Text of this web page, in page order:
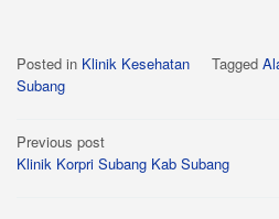
Posted in Klinik Kesehatan Tagged
Subang
Post
navigation
Previous post
Klinik Korpri Subang Kab Subang